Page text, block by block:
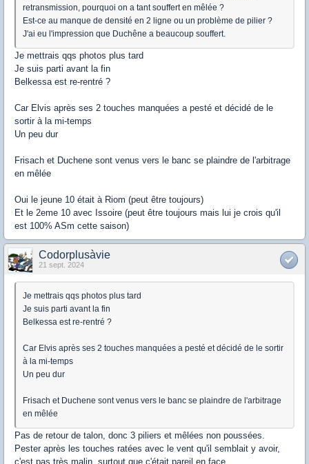
retransmission, pourquoi on a tant souffert en mêlée ?
Est-ce au manque de densité en 2 ligne ou un problème de pilier ?
J'ai eu l'impression que Duchêne a beaucoup souffert.
Je mettrais qqs photos plus tard
Je suis parti avant la fin
Belkessa est re-rentré ?
Car Elvis après ses 2 touches manquées a pesté et décidé de le
sortir à la mi-temps
Un peu dur
Frisach et Duchene sont venus vers le banc se plaindre de l'arbitrage
en mêlée
Oui le jeune 10 était à Riom (peut être toujours)
Et le 2eme 10 avec Issoire (peut être toujours mais lui je crois qu'il
est 100% ASm cette saison)
Codorplusàvie
21 sept. 2024
Je mettrais qqs photos plus tard
Je suis parti avant la fin
Belkessa est re-rentré ?
Car Elvis après ses 2 touches manquées a pesté et décidé de le sortir
à la mi-temps
Un peu dur
Frisach et Duchene sont venus vers le banc se plaindre de l'arbitrage
en mêlée
Pas de retour de talon, donc 3 piliers et mêlées non poussées.
Pester après les touches ratées avec le vent qu'il semblait y avoir,
c'est pas très malin, surtout que c'était pareil en face.